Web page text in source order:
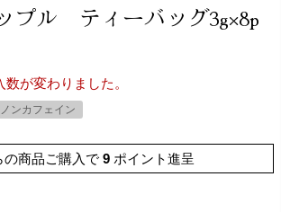
プル ティーバッグ3g×8p
が変わりました。
ノンカフェイン
の商品ご購入で 9 ポイント進呈